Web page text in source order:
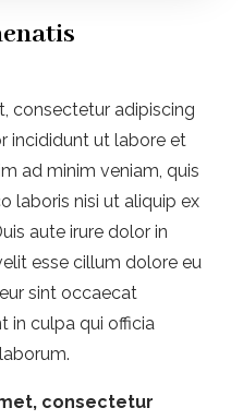
consectetur adipiscing
incididunt ut labore et
ad minim veniam, quis
laboris nisi ut aliquip ex
aute irure dolor in
esse cillum dolore eu
sint occaecat
in culpa qui officia
consectetur